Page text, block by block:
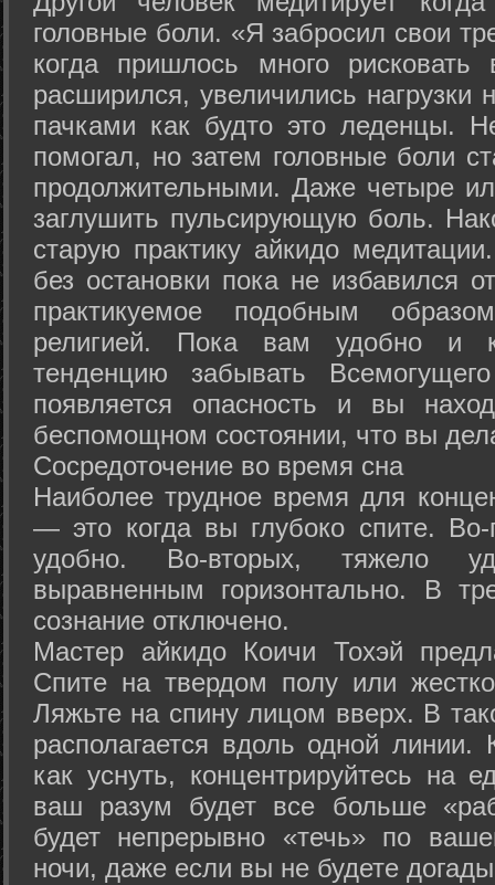
головные боли. «Я забросил свои
когда пришлось много
расширился, увеличились нагрузки
пачками как будто это леденцы.
помогал, но затем головные боли
продолжительными. Даже четыре
заглушить пульсирующую боль.
старую практику айкидо
без остановки пока не избавился
практикуемое подобным
религией. Пока вам удобно и
тенденцию забывать
появляется опасность и вы
беспомощном состоянии, что вы
Сосредоточение во время сна
Наиболее трудное время для
— это когда вы глубоко спите.
удобно. Во-вторых, тяжело
выравненным горизонтально. В
сознание отключено.
Мастер айкидо Коичи Тохэй
Спите на твердом полу или
Ляжьте на спину лицом вверх. В
располагается вдоль одной
как уснуть, концентрируйтесь на
ваш разум будет все больше
будет непрерывно «течь» по
ночи, даже если вы не будете